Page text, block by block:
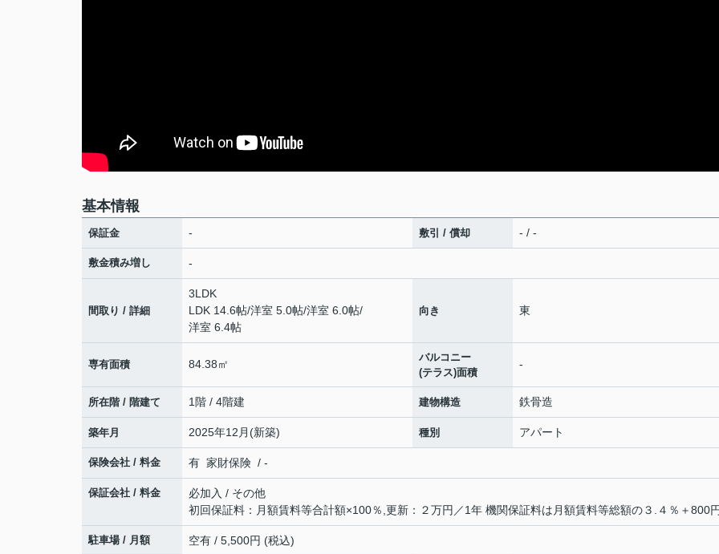
基本情報
保証金 - 敷引 / 償却 - / -
敷金積み増し -
間取り / 詳細
3LDK
LDK 14.6帖/洋室 5.0帖/洋室 6.0帖/
洋室 6.4帖
向き 東
専有面積 84.38㎡
バルコニー
(テラス)面積
-
所在階 / 階建て 1階 / 4階建 建物構造 鉄骨造
築年月 2025年12月(新築) 種別 アパート
保険会社 / 料金 有 家財保険 / -
保証会社 / 料金
必加入 / その他
初回保証料：月額賃料等合計額×100％,更新：２万円／1年 機関保証料は月額賃料等総額の３.４％＋800
駐車場 / 月額 空有 / 5,500円 (税込)